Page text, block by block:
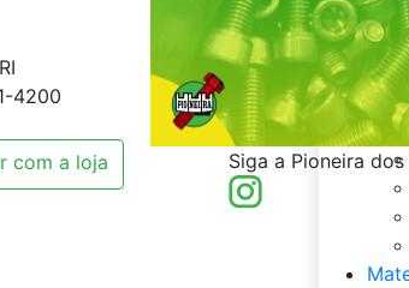
4200
com a loja Siga a Pioneira